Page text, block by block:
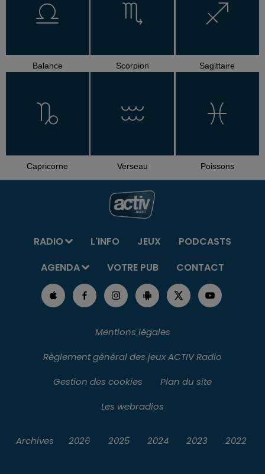
Balance Scorpion Sagittaire
Capricorne Verseau Poissons
RADIO L'INFO JEUX
PODCASTS
AGENDA
VOTRE PUB CONTACT
Mentions légales
Règlement général des jeux ACTIV Radio
Gestion des cookies
Plan du site
Les webradios
Archives 2026 2025 2024 2023 2022